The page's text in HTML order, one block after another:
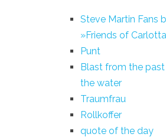
Steve Martin Fans
»Friends of
Punt
Blast from the
the water
Traumfrau
Rollkoffer
quote of the day